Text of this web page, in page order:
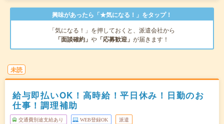
興味があったら「★気になる！」をタップ！
「気になる！」を押しておくと、派遣会社から
「面談確約」 や 「応募歓迎」 が届きます！
未読
給与即払いOK！高時給！平日休み！日勤のお
仕事！調理補助
交通費別途支給あり WEB登録OK 派遣